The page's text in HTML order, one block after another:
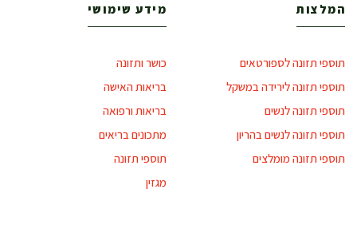
המלצות
תוספי תזונה לספורטאים
תוספי תזונה לירידה במשקל
תוספי תזונה לנשים
תוספי תזונה לנשים בהריון
תוספי תזונה מומלצים
מידע שימושי
כושר ותזונה
בריאות האישה
בריאות ורפואה
מתכונים בריאים
תוספי תזונה
מגזין